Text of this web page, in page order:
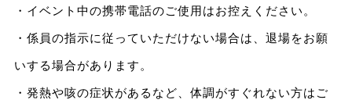
・イベント中の携帯電話のご使用はお控えください。
・係員の指示に従っていただけない場合は、退場をお願
いする場合があります。
・発熱や咳の症状があるなど、体調がすぐれない方はご